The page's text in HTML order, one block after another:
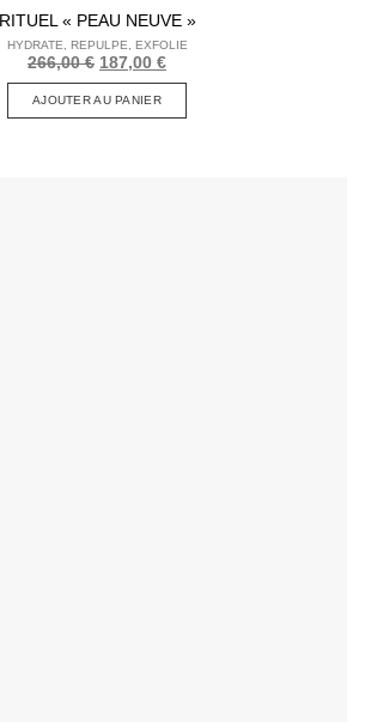
RITUEL « PEAU NEUVE »
266,00€ Le
initial
était :
266,00 €.
187,00 €Le
187,00 €.
HYDRATE, REPULPE, EXFOLIE
AJOUTER AU PANIER